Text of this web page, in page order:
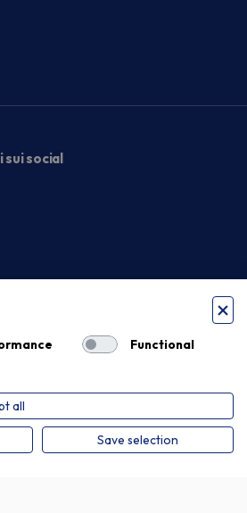
sui social
Privacy Policy
Functional
all
Save selection